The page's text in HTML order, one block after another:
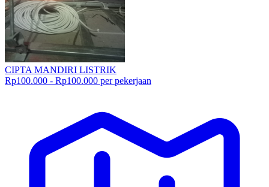
CIPTA MANDIRI LISTRIK
Rp100.000 - Rp100.000 per pekerjaan